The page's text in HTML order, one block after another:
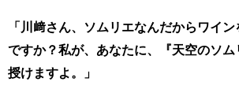
「川﨑さん、ソムリエなんだからワイ
ですか？私が、あなたに、『天空のソ
授けますよ。」